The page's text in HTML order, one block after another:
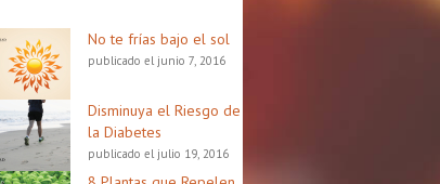
No te frías bajo el sol
publicado el junio 7, 2016
Disminuya el Riesgo de
la Diabetes
publicado el julio 19, 2016